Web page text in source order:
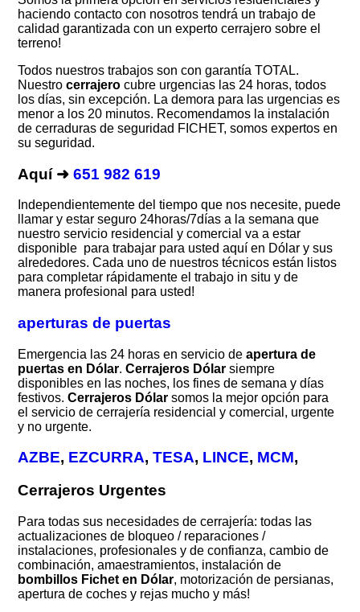
haciendo contacto con nosotros tendrá un trabajo de
calidad garantizada con un experto cerrajero sobre el
terreno!
Todos nuestros trabajos son con garantía TOTAL.
Nuestrocerrajero cubre urgencias las 24 horas, todos
los días, sin excepción. La demora para las urgencias es
menor a los 20 minutos. Recomendamos la instalación
de cerraduras de seguridad FICHET, somos expertos en
su seguridad.
Aquí ➜651 982 619
Independientemente del tiempo que nos necesite, puede
llamar y estar seguro 24horas/7días a la semana que
nuestro servicio residencial y comercial va a estar
disponible para trabajar para usted aquí en Dólar y sus
alrededores. Cada uno de nuestros técnicos están listos
para completar rápidamente el trabajo in situ y de
manera profesional para usted!
aperturas de puertas
Emergencia las 24 horas en servicio deapertura de
puertas en Dólar.Cerrajeros Dólar siempre
disponibles en las noches, los fines de semana y días
festivos.Cerrajeros Dólar somos la mejor opción para
el servicio de cerrajería residencial y comercial, urgente
y no urgente.
AZBE, EZCURRA,TESA, LINCE, MCM,
Cerrajeros Urgentes
Para todas sus necesidades de cerrajería: todas las
actualizaciones de bloqueo / reparaciones /
instalaciones, profesionales y de confianza, cambio de
combinación, amaestramientos, instalación de
bombillos Fichet en Dólar, motorización de persianas,
apertura de coches y rejas mucho y más!